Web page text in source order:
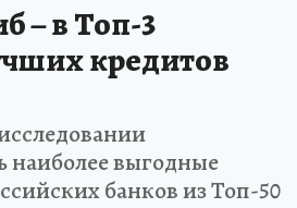
– в Топ-3
кредитов
наиболее выгодные
банков из Топ-50